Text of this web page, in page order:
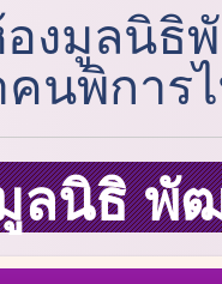
งมูลนิธิ
นพิการ
ลนิธิ พั